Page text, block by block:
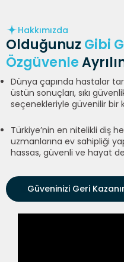
Hakkımızda
Olduğunuz Gibi
Özgüvenle
Dünya çapında hastalar
üstün sonuçları, sıkı
seçenekleriyle güvenilir bir
Türkiye’nin en nitelikli diş
uzmanlarına ev sahipliği
hassas, güvenli ve hayat
Güveninizi Geri